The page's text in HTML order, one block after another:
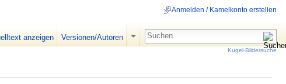
Anmelden / Kamelkonto erstellen
anzeigen Versionen/Autoren
Kugel-Bildersuche